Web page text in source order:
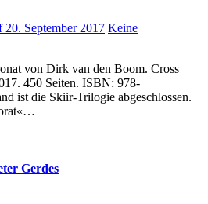
20. September 2017 Keine
450 Seiten. ISBN: 978-
ist die Skiir-Trilogie abgeschlossen.
Gerdes